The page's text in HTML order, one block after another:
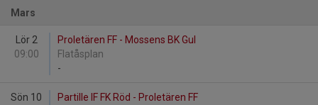
Mars
Lör 2
09:00
Proletären FF - Mossens BK Gul
Flatåsplan
-
Sön 10
Partille IF FK Röd - Proletären FF